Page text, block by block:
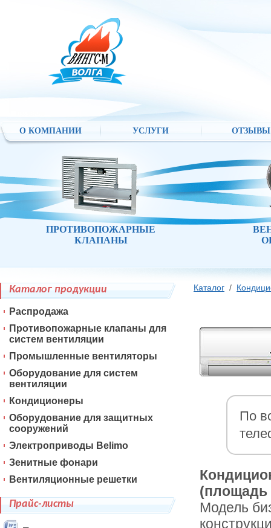
О КОМПАНИИ УСЛУГИ ОТЗЫВЫ
ПРОТИВОПОЖАРНЫЕ
КЛАПАНЫ
Каталог /
По
(площадь
Модель
Каталог продукции
Распродажа
Противопожарные клапаны для
систем вентиляции
Промышленные вентиляторы
Оборудование для систем
вентиляции
Кондиционеры
Оборудование для защитных
сооружений
Электроприводы Belimo
Зенитные фонари
Вентиляционные решетки
Прайс-листы